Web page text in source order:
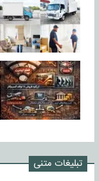
تبلیغات متنی